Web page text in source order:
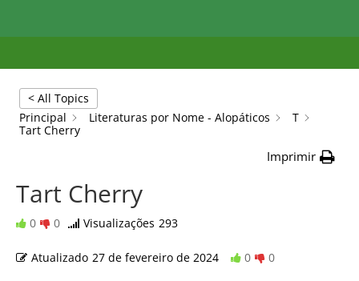
< All Topics
Principal
Literaturas por Nome - Alopáticos
T
Tart Cherry
Imprimir
Tart Cherry
0 0 Visualizações 293
Atualizado 27 de fevereiro de 2024 0 0